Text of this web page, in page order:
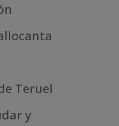
Teruel
y